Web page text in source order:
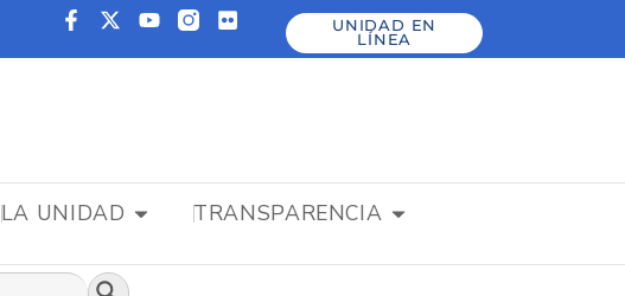
UNIDAD EN
LÍNEA
LA UNIDAD TRANSPARENCIA
Botón de búsqueda